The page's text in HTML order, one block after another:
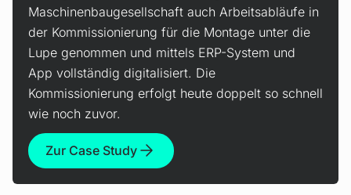
Maschinenbaugesellschaft auch Arbeitsabläufe in
der Kommissionierung für die Montage unter die
Lupe genommen und mittels ERP-System und
App vollständig digitalisiert. Die
Kommissionierung erfolgt heute doppelt so schnell
wie noch zuvor.
Zur Case Study